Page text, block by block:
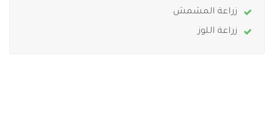
زراعة المشمش
زراعة اللوز